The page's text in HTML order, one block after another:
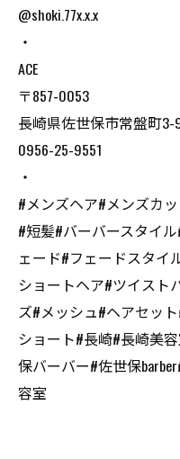
@shoki.77x.x.x
・
ACE
〒857-0053
長崎県佐世保市常盤町3-
0956-25-9551
・
#メンズヘア#メンズカ
#短髪#バーバースタイ
ェード#フェードスタイ
ショートヘア#ツイスト
ズ#メッシュ#ヘアセッ
ショート#長崎#長崎美
保バーバー#佐世保
容室